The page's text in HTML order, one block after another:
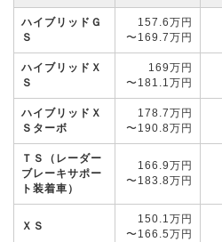
ハイブリッドＧ
Ｓ
157.6万円
〜169.7万円
ハイブリッドＸ
Ｓ
169万円
〜181.1万円
ハイブリッドＸ
Ｓターボ
178.7万円
〜190.8万円
ＴＳ（レーダー
ブレーキサポー
ト装着車）
166.9万円
〜183.8万円
ＸＳ
150.1万円
〜166.5万円